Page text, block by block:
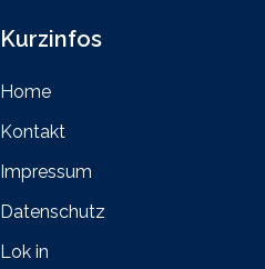
Kurzinfos
Home
Kontakt
Impressum
Datenschutz
Lok in